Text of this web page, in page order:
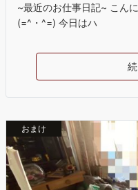
~最近のお仕事日記~ こん
(=^・^=) 今日はハ
おまけ